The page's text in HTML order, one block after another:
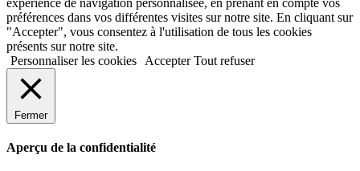
expérience de navigation personnalisée, en prenant en compte vos
préférences dans vos différentes visites sur notre site. En cliquant sur
"Accepter", vous consentez à l'utilisation de tous les cookies
présents sur notre site.
Personnaliser les cookies
Accepter Tout refuser
Fermer
Aperçu de la confidentialité